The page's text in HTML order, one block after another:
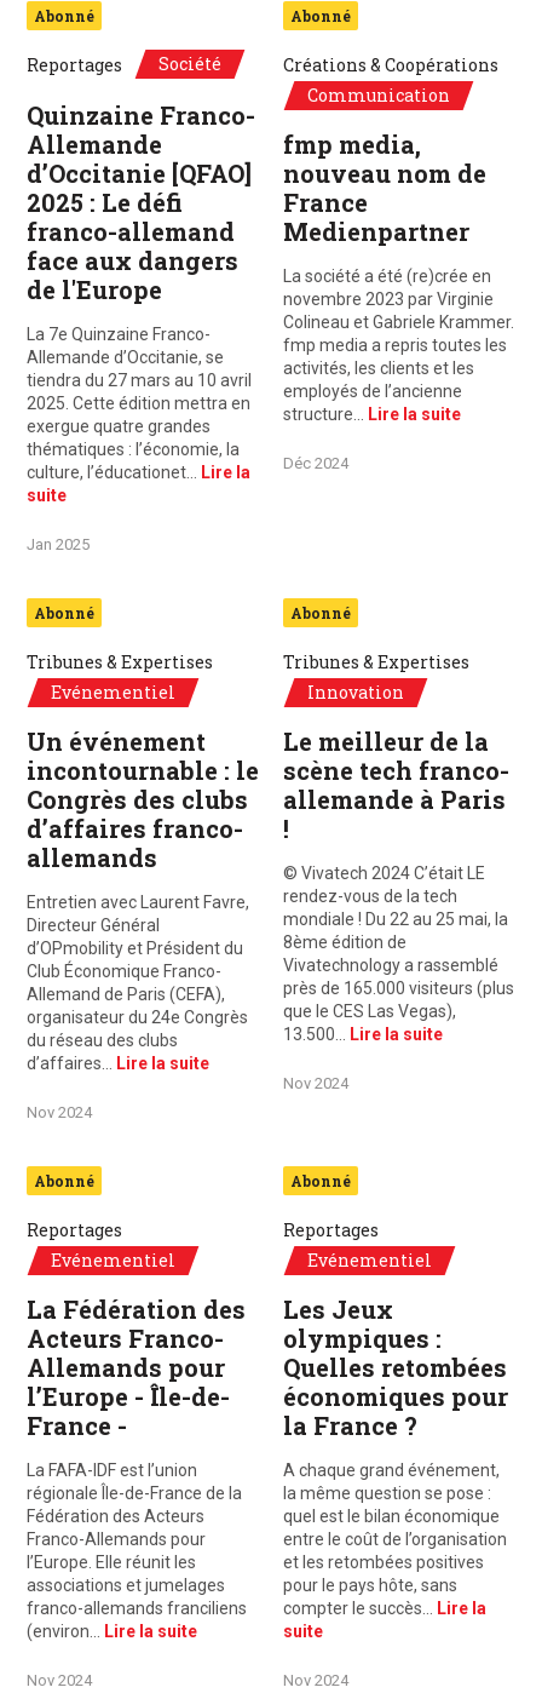
Abonné
Reportages Société
Quinzaine Franco-
Allemande
d’Occitanie [QFAO]
2025 : Le défi
franco-allemand
face aux dangers
de l'Europe
La 7e Quinzaine Franco-
Allemande d’Occitanie, se
tiendra du 27 mars au 10 avril
2025. Cette édition mettra en
exergue quatre grandes
thématiques : l’économie, la
culture, l’éducationet…
Lire la
suite
Jan 2025
Abonné
Créations & Coopérations
Communication
fmp media,
nouveau nom de
France
Medienpartner
La société a été (re)crée en
novembre 2023 par Virginie
Colineau et Gabriele Krammer.
fmp media a repris toutes les
activités, les clients et les
employés de l’ancienne
structure…
Lire la suite
Déc 2024
Abonné
Tribunes & Expertises
Evénementiel
Un événement
incontournable : le
Congrès des clubs
d’affaires franco-
allemands
Entretien avec Laurent Favre,
Directeur Général
d’OPmobility et Président du
Club Économique Franco-
Allemand de Paris (CEFA),
organisateur du 24e Congrès
du réseau des clubs
d’affaires…
Lire la suite
Nov 2024
Abonné
Tribunes & Expertises
Innovation
Le meilleur de la
scène tech franco-
allemande à Paris
!
© Vivatech 2024 C’était LE
rendez-vous de la tech
mondiale ! Du 22 au 25 mai, la
8ème édition de
Vivatechnology a rassemblé
près de 165.000 visiteurs (plus
que le CES Las Vegas),
13.500…
Lire la suite
Nov 2024
Abonné
Reportages
Evénementiel
La Fédération des
Acteurs Franco-
Allemands pour
l’Europe - Île-de-
France -
La FAFA-IDF est l’union
régionale Île-de-France de la
Fédération des Acteurs
Franco-Allemands pour
l’Europe. Elle réunit les
associations et jumelages
franco-allemands franciliens
(environ…
Lire la suite
Nov 2024
Abonné
Reportages
Evénementiel
Les Jeux
olympiques :
Quelles retombées
économiques pour
la France ?
A chaque grand événement,
la même question se pose :
quel est le bilan économique
entre le coût de l’organisation
et les retombées positives
pour le pays hôte, sans
compter le succès…
Lire la
suite
Nov 2024